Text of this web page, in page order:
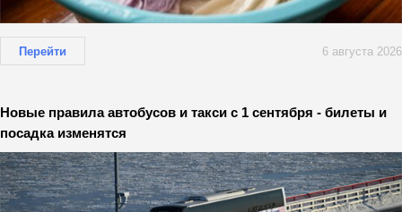
Перейти 6 августа 2026
Новые правила автобусов и такси с 1 сентября - билеты и
посадка изменятся